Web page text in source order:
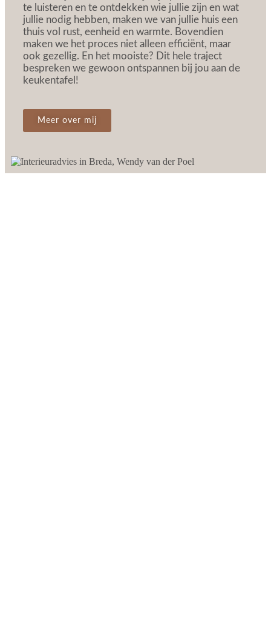
te luisteren en te ontdekken wie jullie zijn en wat
jullie nodig hebben, maken we van jullie huis een
thuis vol rust, eenheid en warmte. Bovendien
maken we het proces niet alleen efficiënt, maar
ook gezellig. En het mooiste? Dit hele traject
bespreken we gewoon ontspannen bij jou aan de
keukentafel!
Meer over mij